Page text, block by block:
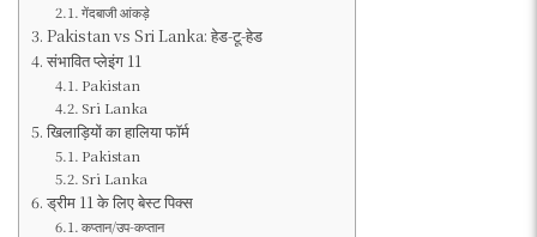
गेंदबाजी आंकड़े
Pakistan vs Sri Lanka: हेड-टू-हेड
संभावित प्लेइंग 11
Pakistan
Sri Lanka
खिलाड़ियों का हालिया फॉर्म
Pakistan
Sri Lanka
ड्रीम 11 के लिए बेस्ट पिक्स
कप्तान/उप-कप्तान